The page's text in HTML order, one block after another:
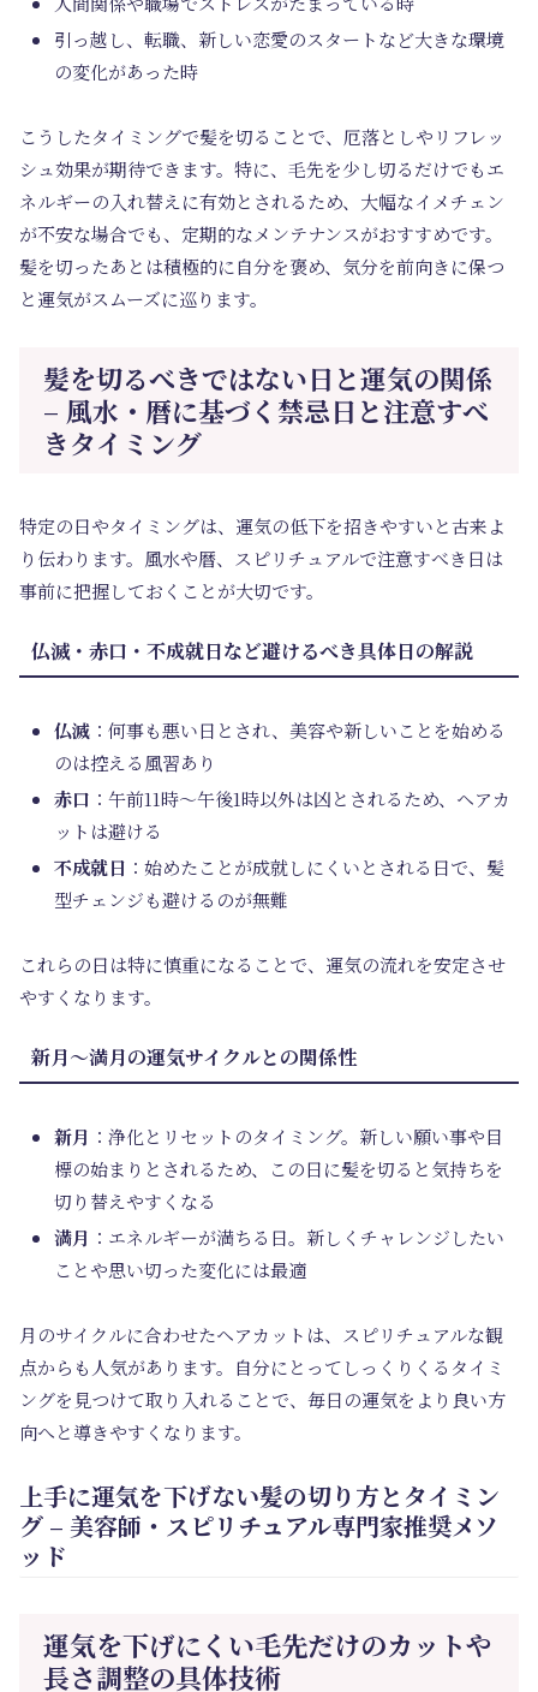
引っ越し、転職、新しい恋愛のスタートなど大きな環境
の変化があった時
こうしたタイミングで髪を切ることで、 厄落としやリフレッ
シュ効果が期待できます。特に、 毛先を少し切るだけでもエ
ネルギーの入れ替えに有効とされるため、大幅なイメチェン
が不安な場合でも、定期的なメンテナンスがおすすめです。
髪を切ったあとは積極的に自分を褒め、気分を前向きに保つ
と運気がスムーズに巡ります。
髪を切るべきではない日と運気の関係
– 風水・暦に基づく禁忌日と注意すべ
きタイミング
特定の日やタイミングは、運気の低下を招きやすいと古来よ
り伝わります。風水や暦、スピリチュアルで注意すべき日は
事前に把握しておくことが大切です。
仏滅・赤口・不成就日など避けるべき具体日の解説
仏滅 ：何事も悪い日とされ、美容や新しいことを始める
のは控える風習あり
赤口 ：午前11時～午後1時以外は凶とされるため、ヘアカ
ットは避ける
不成就日 ：始めたことが成就しにくいとされる日で、髪
型チェンジも避けるのが無難
これらの日は特に慎重になることで、運気の流れを安定させ
やすくなります。
新月～満月の運気サイクルとの関係性
新月 ：浄化とリセットのタイミング。新しい願い事や目
標の始まりとされるため、この日に髪を切ると気持ちを
切り替えやすくなる
満月 ：エネルギーが満ちる日。新しくチャレンジしたい
ことや思い切った変化には最適
月のサイクルに合わせたヘアカットは、スピリチュアルな観
点からも人気があります。自分にとってしっくりくるタイミ
ングを見つけて取り入れることで、毎日の運気をより良い方
向へと導きやすくなります。
上手に運気を下げない髪の切り方とタイミン
グ – 美容師・スピリチュアル専門家推奨メソ
ッド
運気を下げにくい毛先だけのカットや
長さ調整の具体技術